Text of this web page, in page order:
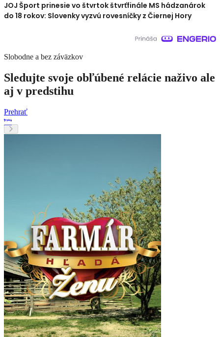
JOJ Šport prinesie vo štvrtok štvrťfinále MS hádzanárok
do 18 rokov: Slovenky vyzvú rovesníčky z Čiernej Hory
Slobodne a bez záväzkov
Sledujte svoje obľúbené relácie naživo ale
aj v predstihu
Prehrať